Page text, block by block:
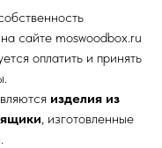
сайте moswoodbox.ru
оплатить и принять
изделия из
, изготовленные